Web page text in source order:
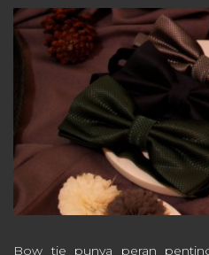
Bow tie punya peran